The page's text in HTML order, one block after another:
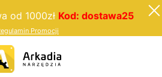
od 1000zł Kod: dostawa25
Promocji